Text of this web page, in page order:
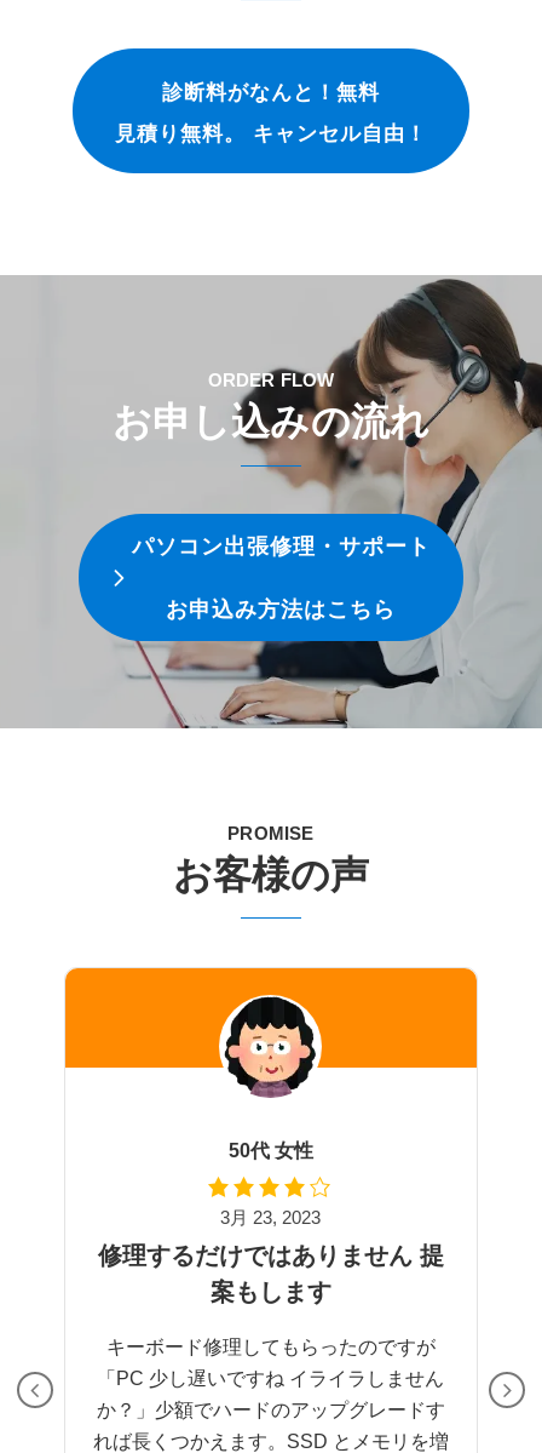
診断料がなんと！無料
見積り無料。 キャンセル自由！
ORDER FLOW
お申し込みの流れ
パソコン出張修理・サポート
お申込み方法はこちら
PROMISE
お客様の声
20代 男性
3月 3, 2023
嫌がられるBTOフルタワーお受
けします
超フルタワーで背の高いBTOですが壊れ
て何が悪いか？分からないPCで、他の業
者にはぜんぶ断られ、買い替えれば～と
言われてるような態度されてあきらめか